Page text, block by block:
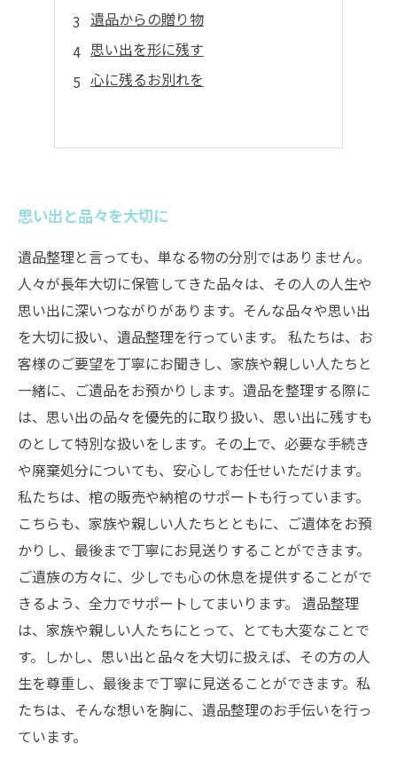
遺品からの贈り物
思い出を形に残す
心に残るお別れを
思い出と品々を大切に
遺品整理と言っても、単なる物の分別ではありません。
人々が長年大切に保管してきた品々は、その人の人生や
思い出に深いつながりがあります。そんな品々や思い出
を大切に扱い、遺品整理を行っています。 私たちは、お
客様のご要望を丁寧にお聞きし、家族や親しい人たちと
一緒に、ご遺品をお預かりします。遺品を整理する際に
は、思い出の品々を優先的に取り扱い、思い出に残すも
のとして特別な扱いをします。その上で、必要な手続き
や廃棄処分についても、安心してお任せいただけます。
私たちは、棺の販売や納棺のサポートも行っています。
こちらも、家族や親しい人たちとともに、ご遺体をお預
かりし、最後まで丁寧にお見送りすることができます。
ご遺族の方々に、少しでも心の休息を提供することがで
きるよう、全力でサポートしてまいります。 遺品整理
は、家族や親しい人たちにとって、とても大変なことで
す。しかし、思い出と品々を大切に扱えば、その方の人
生を尊重し、最後まで丁寧に見送ることができます。私
たちは、そんな想いを胸に、遺品整理のお手伝いを行っ
ています。